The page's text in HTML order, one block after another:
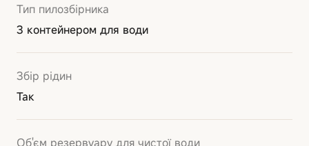
Тип пилозбірника
З контейнером для води
Збір рідин
Так
Об'єм резервуару для чистої води